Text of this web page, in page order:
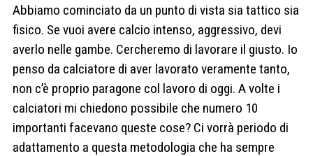
Abbiamo cominciato da un punto di vista sia tattico sia
fisico. Se vuoi avere calcio intenso, aggressivo, devi
averlo nelle gambe. Cercheremo di lavorare il giusto. Io
penso da calciatore di aver lavorato veramente tanto,
non c’è proprio paragone col lavoro di oggi. A volte i
calciatori mi chiedono possibile che numero 10
importanti facevano queste cose? Ci vorrà periodo di
adattamento a questa metodologia che ha sempre